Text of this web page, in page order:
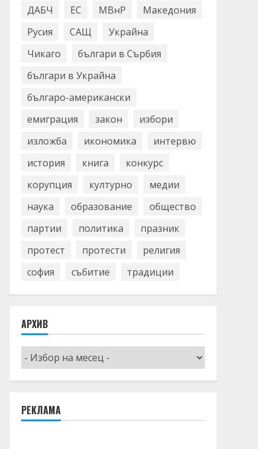
ДАБЧ
ЕС МВнР
Македония
Русия
САЩ
Украйна
Чикаго
българи в Сърбия
българи в Украйна
българо-американски
емиграция
закон
избори
изложба
икономика
интервю
история
книга
конкурс
корупция
културно
медии
наука
образование
общество
партии
политика
празник
протест
протести
религия
софия
събитие традиции
АРХИВ
Архив
РЕКЛАМА